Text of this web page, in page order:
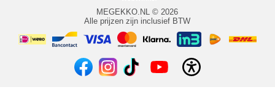
MEGEKKO.NL © 2026
Alle prijzen zijn inclusief BTW